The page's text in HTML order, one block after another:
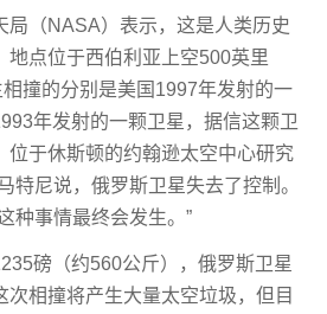
局（NASA）表示，这是人类历史
地点位于西伯利亚上空500英里
相撞的分别是美国1997年发射的一
年发射的一颗卫星，据信这颗卫
位于休斯顿的约翰逊太空中心研究
特尼说，俄罗斯卫星失去了控制。
种事情最终会发生。”
磅（约560公斤），俄罗斯卫星
次相撞将产生大量太空垃圾，但目